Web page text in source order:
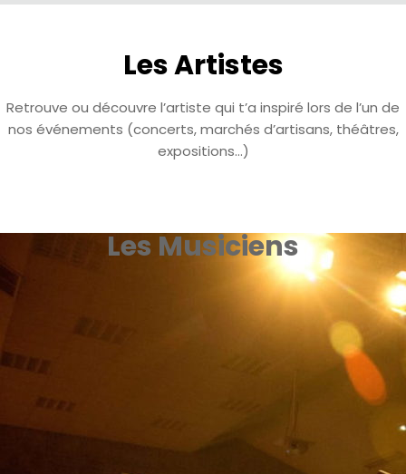
Les Artistes
Retrouve ou découvre l’artiste qui t’a inspiré lors de l’un de
nos événements (concerts, marchés d’artisans, théâtres,
expositions…)
Les Musiciens